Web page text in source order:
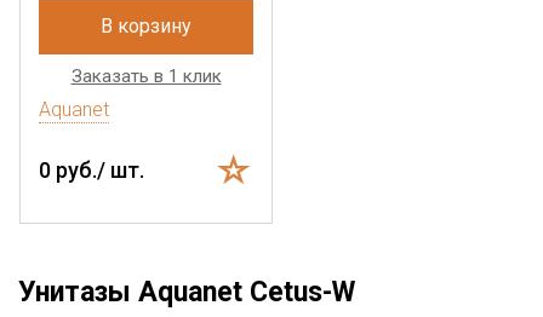
В корзину
Заказать в 1 клик
Aquanet
0 руб./ шт.
Унитазы Aquanet Cetus-W